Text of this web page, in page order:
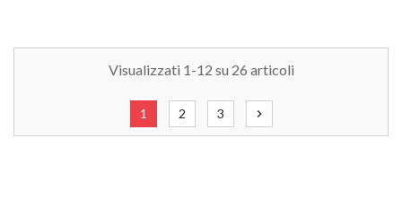
Visualizzati 1-12 su 26 articoli
1 2 3 chevron_right